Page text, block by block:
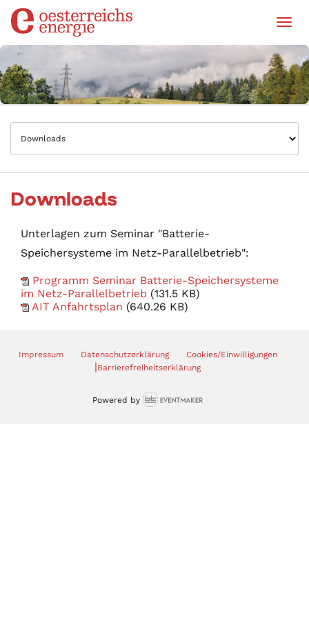
Downloads
Unterlagen zum Seminar "Batterie-
Speichersysteme im Netz-Parallelbetrieb":
Programm Seminar Batterie-Speichersysteme
im Netz-Parallelbetrieb (131.5 KB)
AIT Anfahrtsplan (640.26 KB)
Impressum Datenschutzerklärung Cookies/Einwilligungen
|Barrierefreiheitserklärung
Powered by